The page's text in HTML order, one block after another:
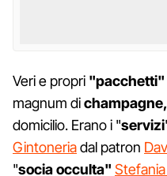
Veri e propri "pacchetti"
magnum di
domicilio. Erano i "servizi
Gintoneriadal patron
"socia occulta"